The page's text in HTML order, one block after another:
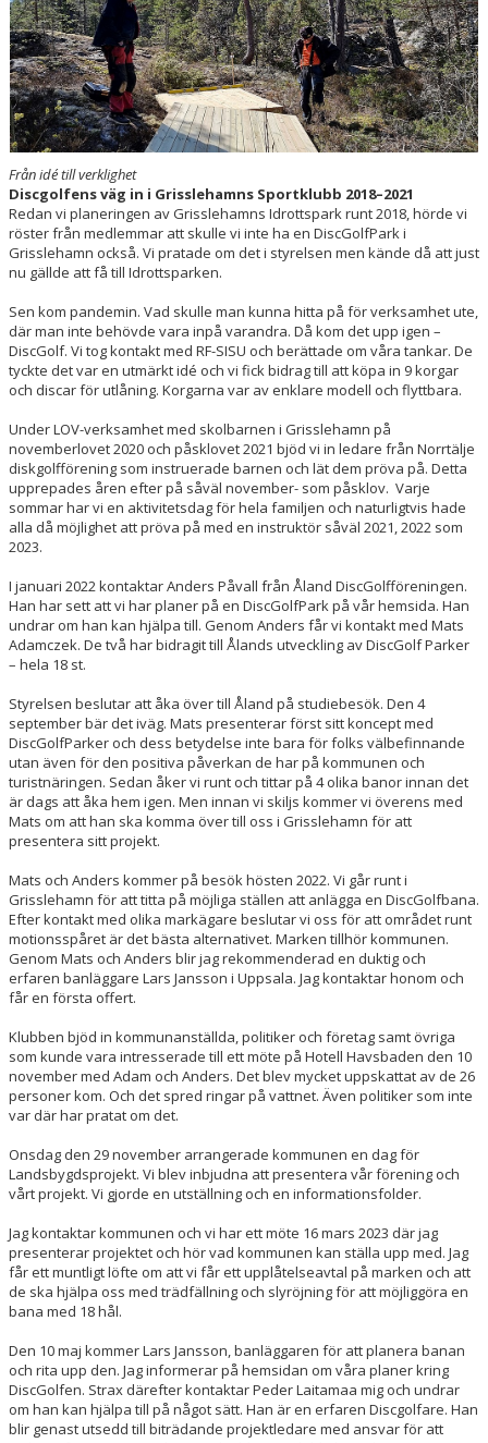
KONTAKT
Från idé till verklighet
Discgolfens väg in i Grisslehamns Sportklubb 2018–2021
Redan vi planeringen av Grisslehamns Idrottspark runt 2018, hörde vi
röster från medlemmar att skulle vi inte ha en DiscGolfPark i
Grisslehamn också. Vi pratade om det i styrelsen men kände då att just
nu gällde att få till Idrottsparken.
Sen kom pandemin. Vad skulle man kunna hitta på för verksamhet ute,
där man inte behövde vara inpå varandra. Då kom det upp igen –
DiscGolf. Vi tog kontakt med RF-SISU och berättade om våra tankar. De
tyckte det var en utmärkt idé och vi fick bidrag till att köpa in 9 korgar
och discar för utlåning. Korgarna var av enklare modell och flyttbara.
Under LOV-verksamhet med skolbarnen i Grisslehamn på
novemberlovet 2020 och påsklovet 2021 bjöd vi in ledare från Norrtälje
diskgolfförening som instruerade barnen och lät dem pröva på. Detta
upprepades åren efter på såväl november- som påsklov. Varje
sommar har vi en aktivitetsdag för hela familjen och naturligtvis hade
alla då möjlighet att pröva på med en instruktör såväl 2021, 2022 som
2023.
I januari 2022 kontaktar Anders Påvall från Åland DiscGolfföreningen.
Han har sett att vi har planer på en DiscGolfPark på vår hemsida. Han
undrar om han kan hjälpa till. Genom Anders får vi kontakt med Mats
Adamczek. De två har bidragit till Ålands utveckling av DiscGolf Parker
– hela 18 st.
Styrelsen beslutar att åka över till Åland på studiebesök. Den 4
september bär det iväg. Mats presenterar först sitt koncept med
DiscGolfParker och dess betydelse inte bara för folks välbefinnande
utan även för den positiva påverkan de har på kommunen och
turistnäringen. Sedan åker vi runt och tittar på 4 olika banor innan det
är dags att åka hem igen. Men innan vi skiljs kommer vi överens med
Mats om att han ska komma över till oss i Grisslehamn för att
presentera sitt projekt.
Mats och Anders kommer på besök hösten 2022. Vi går runt i
Grisslehamn för att titta på möjliga ställen att anlägga en DiscGolfbana.
Efter kontakt med olika markägare beslutar vi oss för att området runt
motionsspåret är det bästa alternativet. Marken tillhör kommunen.
Genom Mats och Anders blir jag rekommenderad en duktig och
erfaren banläggare Lars Jansson i Uppsala. Jag kontaktar honom och
får en första offert.
Klubben bjöd in kommunanställda, politiker och företag samt övriga
som kunde vara intresserade till ett möte på Hotell Havsbaden den 10
november med Adam och Anders. Det blev mycket uppskattat av de 26
personer kom. Och det spred ringar på vattnet. Även politiker som inte
var där har pratat om det.
Onsdag den 29 november arrangerade kommunen en dag för
Landsbygdsprojekt. Vi blev inbjudna att presentera vår förening och
vårt projekt. Vi gjorde en utställning och en informationsfolder.
Jag kontaktar kommunen och vi har ett möte 16 mars 2023 där jag
presenterar projektet och hör vad kommunen kan ställa upp med. Jag
får ett muntligt löfte om att vi får ett upplåtelseavtal på marken och att
de ska hjälpa oss med trädfällning och slyröjning för att möjliggöra en
bana med 18 hål.
Den 10 maj kommer Lars Jansson, banläggaren för att planera banan
och rita upp den. Jag informerar på hemsidan om våra planer kring
DiscGolfen. Strax därefter kontaktar Peder Laitamaa mig och undrar
om han kan hjälpa till på något sätt. Han är en erfaren Discgolfare. Han
blir genast utsedd till biträdande projektledare med ansvar för att